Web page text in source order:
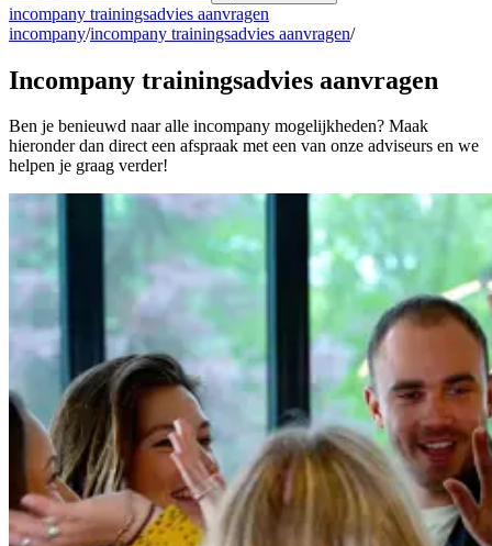
incompany trainingsadvies aanvragen
incompany/incompany trainingsadvies aanvragen/
Incompany trainingsadvies aanvragen
Ben je benieuwd naar alle incompany mogelijkheden? Maak
hieronder dan direct een afspraak met een van onze adviseurs en we
helpen je graag verder!